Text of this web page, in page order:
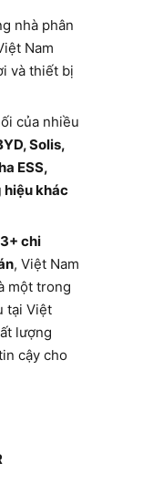
nhà phân
Nam
và thiết bị
của nhiều
Solis,
ESS,
khác
3+ chi
, Việt Nam
một trong
tại Việt
lượng
cậy cho